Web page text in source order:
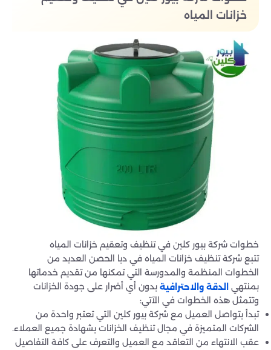
خزانات المياه
خطوات شركة بيور كلين في تنظيف وتعقيم خزانات المياه
تتبع شركة تنظيف خزانات المياه في دبا الحصن العديد من
الخطوات المنظمة والمدورسة التي تمكنها من تقديم خدماتها
بمنتهي
الدقة والاحترافية بدون أي أضرار على جودة الخزانات
وتتمثل هذه الخطوات في الآتي:
تبدأ بتواصل العميل مع شركة بيور كلين التي تعتبر واحدة من
الشركات المتميزة في مجال تنظيف الخزانات بشهادة جميع العملاء.
عقب الانتهاء من التعاقد مع العميل والتعرف على كافة التفاصيل